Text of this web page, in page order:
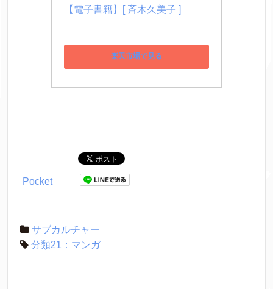
【電子書籍】[ 斉木久美子 ]
楽天市場で見る
Pocket
サブカルチャー
分類21：マンガ